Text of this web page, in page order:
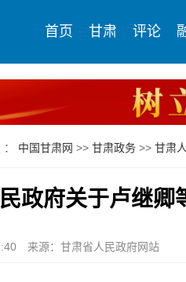
首页 甘肃 评论
中国甘肃网 >> 甘肃政务 >> 甘肃
政府关于卢继卿
来源：甘肃省人民政府网站